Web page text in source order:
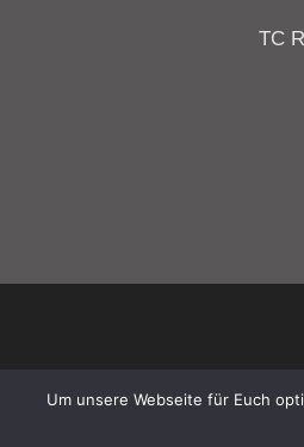
TC
Um unsere Webseite für Euch